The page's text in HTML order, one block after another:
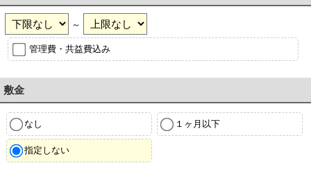
～
管理費・共益費込み
敷金
なし １ヶ月以下
指定しない